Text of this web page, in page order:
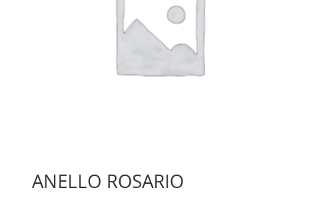
ANELLO ROSARIO